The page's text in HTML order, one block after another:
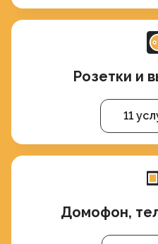
Розетки и
11
Домофон,